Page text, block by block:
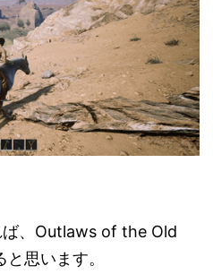
ば、Outlaws of the Old
思います。